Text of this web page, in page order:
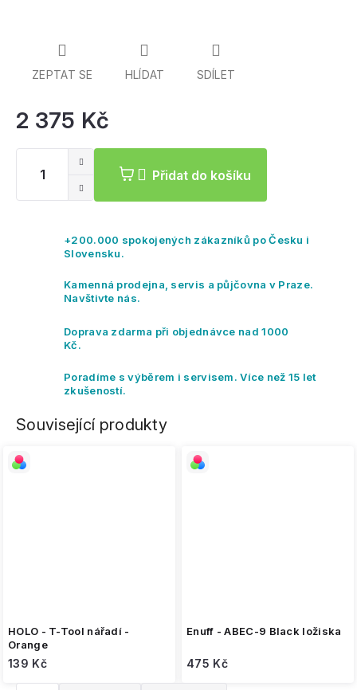
2 375 Kč
Přidat do košíku
ZEPTAT SE HLÍDAT SDÍLET
+200.000 spokojených zákazníků po Česku i
Slovensku.
Kamenná prodejna, servis a půjčovna v Praze.
Navštivte nás.
Doprava zdarma při objednávce nad 1000
Kč.
Poradíme s výběrem i servisem. Více než 15 let
zkušeností.
Související produkty
HOLO - T-Tool nářadí -
Orange
139 Kč
Enuff - ABEC-9 Black ložiska
475 Kč